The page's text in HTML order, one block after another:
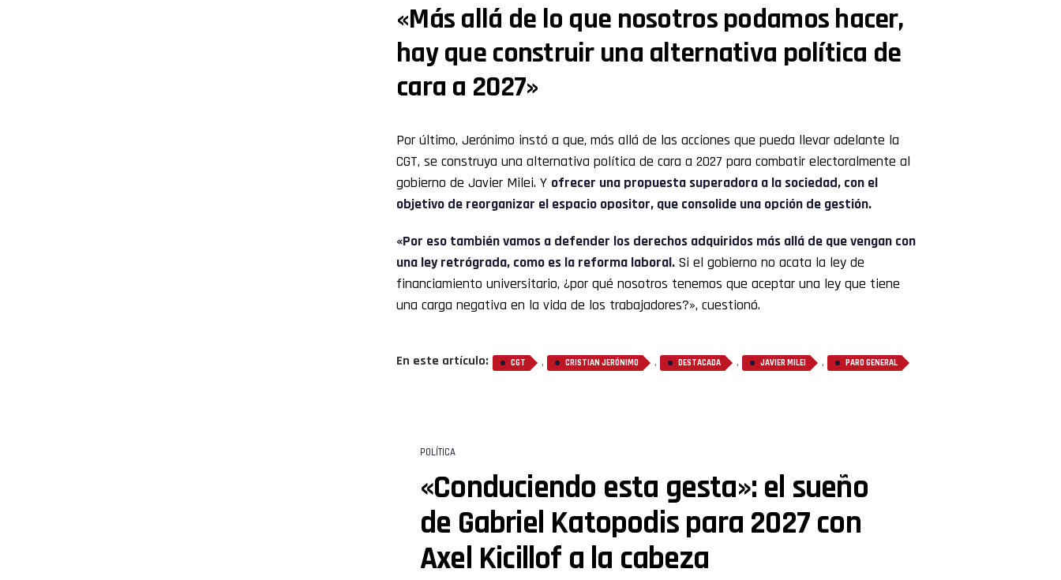
«Más allá de lo que nosotros podamos hacer,
hay que construir una alternativa política de
cara a 2027»
Por último, Jerónimo instó a que, más allá de las acciones que pueda llevar adelante la
CGT, se construya una alternativa política de cara a 2027 para combatir electoralmente al
gobierno de Javier Milei. Y ofrecer una propuesta superadora a la sociedad, con el
objetivo de reorganizar el espacio opositor, que consolide una opción de gestión.
«Por eso también vamos a defender los derechos adquiridos más allá de que vengan con
una ley retrógrada, como es la reforma laboral. Si el gobierno no acata la ley de
financiamiento universitario, ¿por qué nosotros tenemos que aceptar una ley que tiene
una carga negativa en la vida de los trabajadores?», cuestionó.
En este artículo: CGT , CRISTIAN JERÓNIMO , DESTACADA , JAVIER MILEI , PARO GENERAL
POLÍTICA
«Conduciendo esta gesta»: el sueño
de Gabriel Katopodis para 2027 con
Axel Kicillof a la cabeza